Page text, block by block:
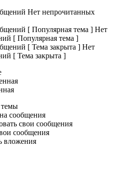
Нет непрочитанных
[ Популярная тема ] Нет
[ Популярная тема ]
[ Тема закрыта ] Нет
[ Тема закрыта ]
темы
сообщения
свои сообщения
сообщения
вложения